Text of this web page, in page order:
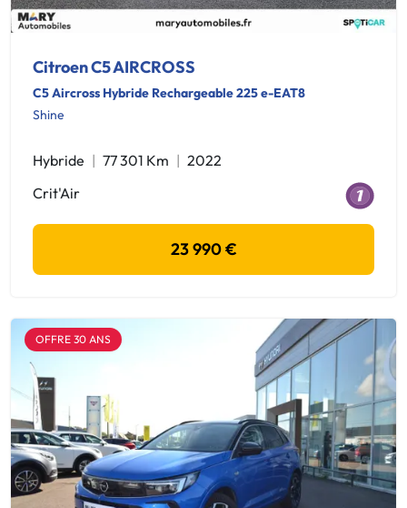
Citroen C5 AIRCROSS
C5 Aircross Hybride Rechargeable 225 e-EAT8
Shine
Hybride 77 301 Km
2022
Crit'Air
23 990 €
OFFRE 30 ANS